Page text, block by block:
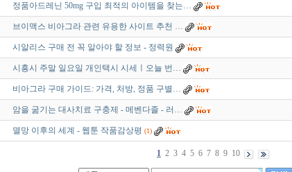
정품아드레닌 50mg 구입 최적의 아이템을 찾는…
브이맥스 비아그라 관련 유용한 사이트 추천 …
시알리스 구매 전 꼭 알아야 할 정보 - 정력원
시흥시 주말 일요일 개인택시 시세ㅣ오늘 번…
비아그라 구매 가이드: 가격, 처방, 정품 구별…
암을 굶기는 대사치료 구충제 - 메벤다졸 - 러…
멸망 이후의 세계 - 웹툰 작품감상평 (1)
1 2 3 4 5 6 7 8 9 10